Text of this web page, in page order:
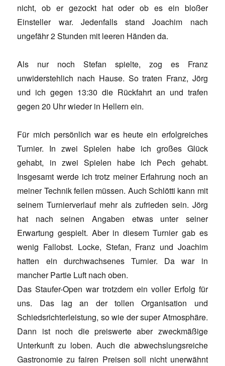
nicht, ob er gezockt hat oder ob es ein bloßer
Einsteller war. Jedenfalls stand Joachim nach
ungefähr 2 Stunden mit leeren Händen da.
Als nur noch Stefan spielte, zog es Franz
unwiderstehlich nach Hause. So traten Franz, Jörg
und ich gegen 13:30 die Rückfahrt an und trafen
gegen 20 Uhr wieder in Hellern ein.
Für mich persönlich war es heute ein erfolgreiches
Turnier. In zwei Spielen habe ich großes Glück
gehabt, in zwei Spielen habe ich Pech gehabt.
Insgesamt werde ich trotz meiner Erfahrung noch an
meiner Technik feilen müssen. Auch Schlötti kann mit
seinem Turnierverlauf mehr als zufrieden sein. Jörg
hat nach seinen Angaben etwas unter seiner
Erwartung gespielt. Aber in diesem Turnier gab es
wenig Fallobst. Locke, Stefan, Franz und Joachim
hatten ein durchwachsenes Turnier. Da war in
mancher Partie Luft nach oben.
Das Staufer-Open war trotzdem ein voller Erfolg für
uns. Das lag an der tollen Organisation und
Schiedsrichterleistung, so wie der super Atmosphäre.
Dann ist noch die preiswerte aber zweckmäßige
Unterkunft zu loben. Auch die abwechslungsreiche
Gastronomie zu fairen Preisen soll nicht unerwähnt